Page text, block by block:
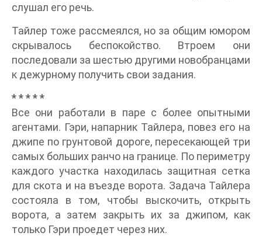
слушал его речь.
Тайлер тоже рассмеялся, но за общим юмором
скрывалось беспокойство. Втроем они
последовали за шестью другими новобранцами
к дежурному получить свои задания.
* * * * *
Все они работали в паре с более опытными
агентами. Гэри, напарник Тайлера, повез его на
джипе по грунтовой дороге, пересекающей три
самых больших ранчо на границе. По периметру
каждого участка находилась защитная сетка
для скота и на въезде ворота. Задача Тайлера
состояла в том, чтобы выскочить, открыть
ворота, а затем закрыть их за джипом, как
только Гэри проедет через них.